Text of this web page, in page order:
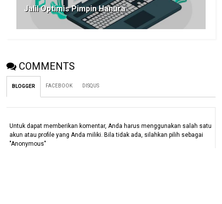
Jalil Optimis Pimpin Hanura
COMMENTS
BLOGGER FACEBOOK DISQUS
Untuk dapat memberikan komentar, Anda harus menggunakan salah satu
akun atau profile yang Anda miliki. Bila tidak ada, silahkan pilih sebagai
"Anonymous"